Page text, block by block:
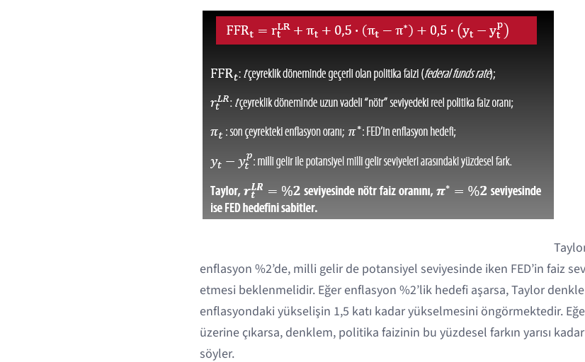
enflasyon %2’de, milli gelir de potansiyel seviyesinde iken FED’in faiz
etmesi beklenmelidir. Eğer enflasyon %2’lik hedefi aşarsa, Taylor
enflasyondaki yükselişin 1,5 katı kadar yükselmesini öngörmektedir.
üzerine çıkarsa, denklem, politika faizinin bu yüzdesel farkın yarısı
söyler.